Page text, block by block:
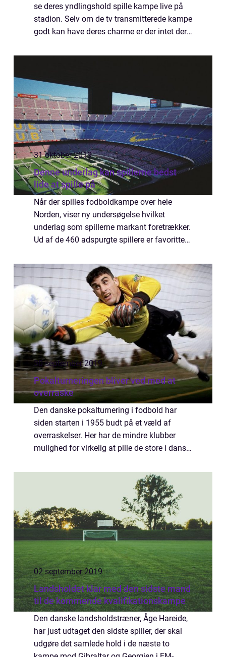
se deres yndlingshold spille kampe live på
stadion. Selv om de tv transmitterede kampe
godt kan have deres charme er der intet der
stadion i selskab med titusindvis ...
31 oktober 2019
Denne underlag kan spillerne bedst
lide at spille på
Når der spilles fodboldkampe over hele
Norden, viser ny undersøgelse hvilket
underlag som spillerne markant foretrækker.
Ud af de 460 adspurgte spillere er favoritten
tilkendegivet at det ...
30 september 2019
Pokalturneringen bliver ved med at
overraske
Den danske pokalturnering i fodbold har
siden starten i 1955 budt på et væld af
overraskelser. Her har de mindre klubber
mulighed for virkelig at pille de store i dansk
sket i årets f...
02 september 2019
Landsholdet klar med den sidste mand
til de kommende kvalifikationskampe
Den danske landsholdstræner, Åge Hareide,
har just udtaget den sidste spiller, der skal
udgøre det samlede hold i de næste to